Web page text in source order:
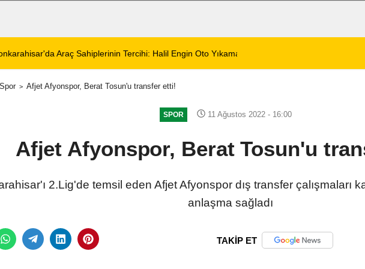
Araç Sahiplerinin Tercihi: Halil Engin Oto Yıkama Şarkıcı
Spor Afjet Afyonspor, Berat Tosun'u transfer etti!
SPOR 11 Ağustos 2022 - 16:00
Afjet Afyonspor, Berat Tosun'u
2.Lig'de temsil eden Afjet Afyonspor dış transfer çalışmaları
anlaşma sağladı
TAKİP ET